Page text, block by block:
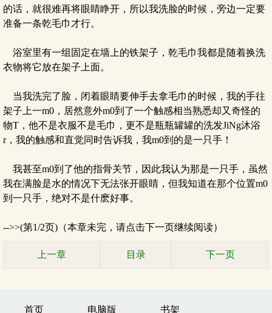
的话，就很难再将眼睛睁开，所以我洗脸的时候，旁边一定要
准备一条乾毛巾才行。
浴室里有一组固定在墙上的铁架子，乾毛巾我都是随着换洗
衣物将它放在架子上面。
当我洗完了脸，闭着眼睛要伸手去拿毛巾的时候，我的手往
架子上一m0，居然意外m0到了一个触感相当熟悉却又奇怪的
物T，他不是衣服不是毛巾，更不是瓶瓶罐罐的洗发JiNg沐浴
r，我的触感和直觉同时告诉我，我m0到的是一只手！
我甚至m0到了他的指骨关节，因此我认为那是一只手，虽然
我在满脸是水的情况下无法张开眼睛，但我知道在那个位置m0
到一只手，绝对不是什麽好事。
-->>(第1/2页)（本章未完，请点击下一页继续阅读）
上一章 目录 下一页
首页 电脑版 书架